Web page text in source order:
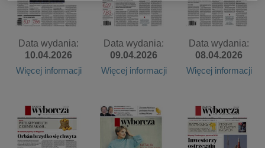
Data wydania:
10.04.2026
Więcej informacji
Data wydania:
09.04.2026
Więcej informacji
Data wydania:
08.04.2026
Więcej informacji